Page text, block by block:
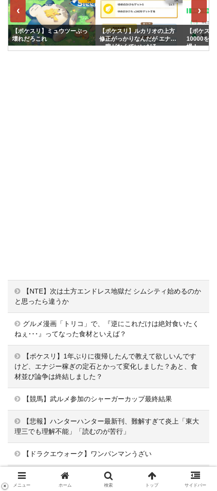
‹
【ポケスリ】ミュウツーぶっ
壊れだろこれ
【ポケスリ】ルカリオの上方
修正がっかりなんだが エナジ
ー稼がなくていいだろ
【ポケス
10000を超
場！
›
【NTE】次は土方エンドレス地獄だ シムシティ始めるのか
と思ったら違うか
グルメ漫画「トリコ」で、『逆にこれだけは絶対食いたく
ねぇ･･･』ってなった食材といえば？
【ポケスリ】1年ぶりに復帰したんで教えて欲しいんです
けど、エナジー稼ぎの定石とかって変化しました？あと、食
材並び論争は終結しました？
【競馬】武ルメ参加のシャーガーカップ最終結果
【悲報】ハンターハンター最新刊、難解すぎて炎上「東大
理三でも理解不能」「読むのが苦行」
【ドラクエウォーク】ワンパンマンうざい
【ポケモン】これナイスデザインだよね
メニュー ホーム 検索 トップ サイドバー
×